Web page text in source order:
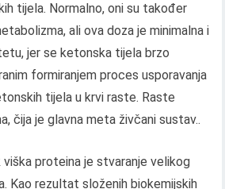
tijela. Normalno, oni su također
ali ova doza je minimalna i
jer se ketonska tijela brzo
formiranjem proces usporavanja
tijela u krvi raste. Raste
čija je glavna meta živčani sustav..
viška proteina je stvaranje velikog
Kao rezultat složenih biokemijskih